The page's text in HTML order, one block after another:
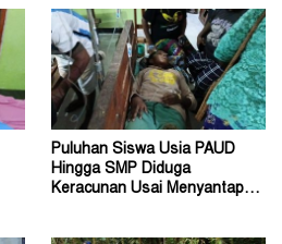
Puluhan Siswa Usia PAUD
Hingga SMP Diduga
Keracunan Usai Menyantap